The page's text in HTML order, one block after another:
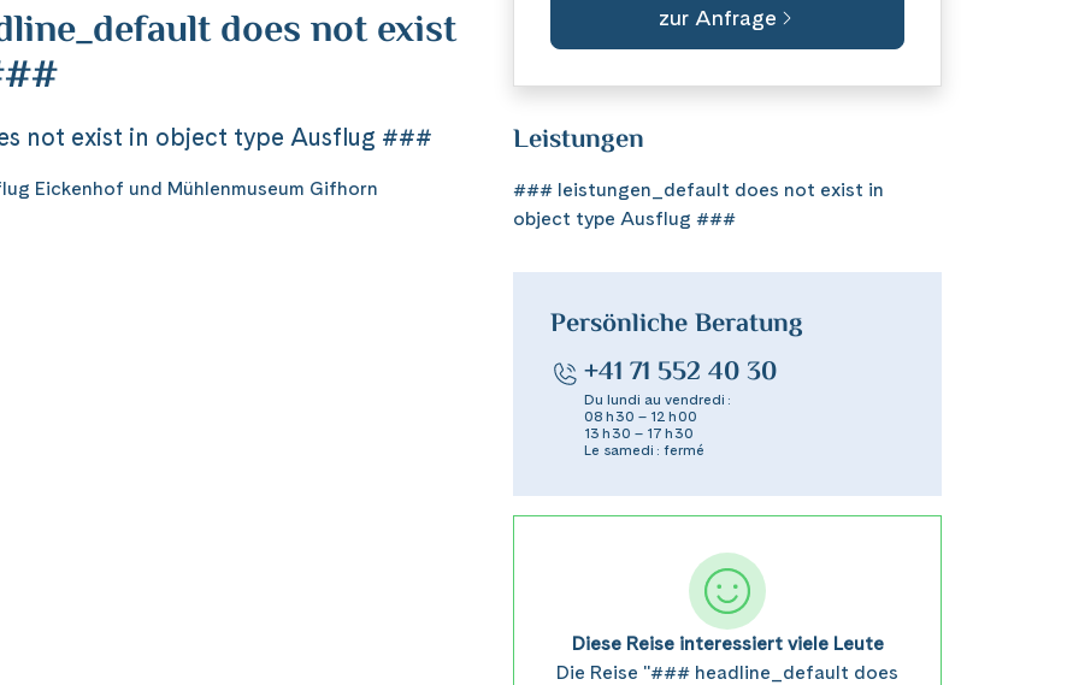
does not exist
not exist in object type Ausflug ###
Eickenhof und Mühlenmuseum Gifhorn
zur Anfrage
Leistungen
### leistungen_default does not exist in
object type Ausflug ###
Persönliche Beratung
+41 71 552 40 30
Du lundi au vendredi :
08 h 30 – 12 h 00
13 h 30 – 17 h 30
Le samedi : fermé
Diese Reise interessiert viele Leute
Die Reise "### headline_default does